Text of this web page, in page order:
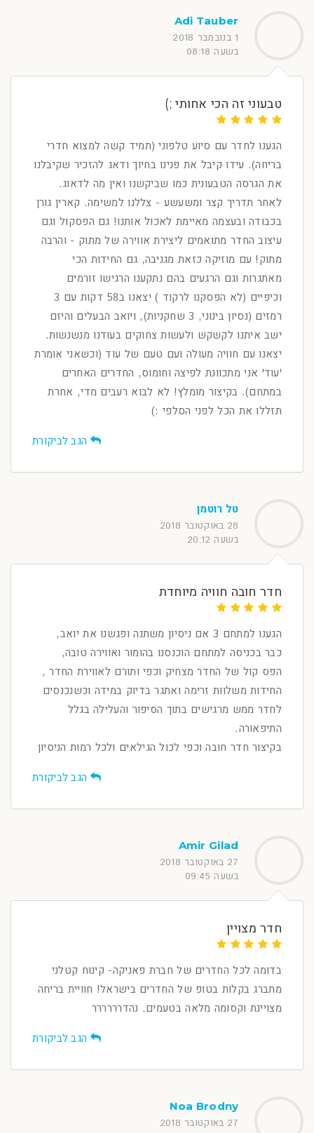
Adi Tauber
1 בנובמבר 2018
בשעה 08:18
טבעוני זה הכי אחותי ;)
הגענו לחדר עם סיוע טלפוני (תמיד קשה למצוא חדרי
בריחה). עידו קיבל את פנינו בחיוך ודאג להזכיר שקיבלנו
את הגרסה הטבעונית כמו שביקשנו ואין מה לדאוג.
לאחר תדריך קצר ומשעשע - צללנו למשימה. קארין גורן
בכבודה ובעצמה מאיימת לאכול אותנו! גם הפסקול וגם
עיצוב החדר מתואמים ליצירת אווירה של מתוק - והרבה
מתוק! עם מוזיקה כזאת מגניבה, גם החידות הכי
מאתגרות וגם הרגעים בהם נתקענו הרגישו זורמים
וכיפיים (לא הפסקנו לרקוד ) יצאנו ב58 דקות עם 3
רמזים (נסיון בינוני, 3 שחקניות), ויואב הבעלים והיזם
ישב איתנו לקשקש ולעשות צחוקים בעודנו מנשנשות.
יצאנו עם חוויה מעולה ועם טעם של עוד (וכשאני אומרת
'עוד' אני מתכוונת לפיצה וחומוס, החדרים האחרים
במתחם). בקיצור מומלץ! לא לבוא רעבים מדי, אחרת
תזללו את הכל לפני הסלפי :)
הגב לביקורת
טל רוטמן
28 באוקטובר 2018
בשעה 20:12
חדר חובה חוויה מיוחדת
הגענו למתחם 3 אם ניסיון משתנה ופגשנו את יואב,
כבר בכניסה למתחם הוכנסנו בהומור ואווירה טובה,
הפס קול של החדר מצחיק וכפי ותורם לאווירת החדר ,
החידות משלוות זרימה ואתגר בדיוק במידה וכשנכנסים
לחדר ממש מרגישים בתוך הסיפור והעלילה בגלל
התיפאורה.
בקיצור חדר חובה וכפי לכול הגילאים ולכל רמות הניסיון
הגב לביקורת
Amir Gilad
27 באוקטובר 2018
בשעה 09:45
חדר מצויין
בדומה לכל החדרים של חברת פאניקה- קינוח קטלני
מתברג בקלות בטופ של החדרים בישראל! חוויית בריחה
מצויינת וקסומה מלאה בטעמים. נהדרררררר
הגב לביקורת
Noa Brodny
27 באוקטובר 2018